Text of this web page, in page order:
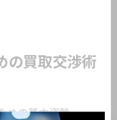
の買取交渉術
めの基本姿勢